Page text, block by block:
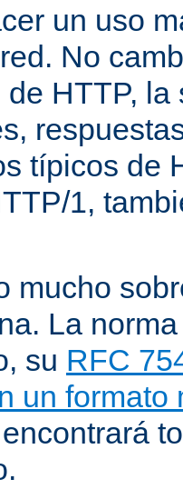
un uso
No
HTTP, la
típicos de
1,
mucho
La
su RFC
un formato